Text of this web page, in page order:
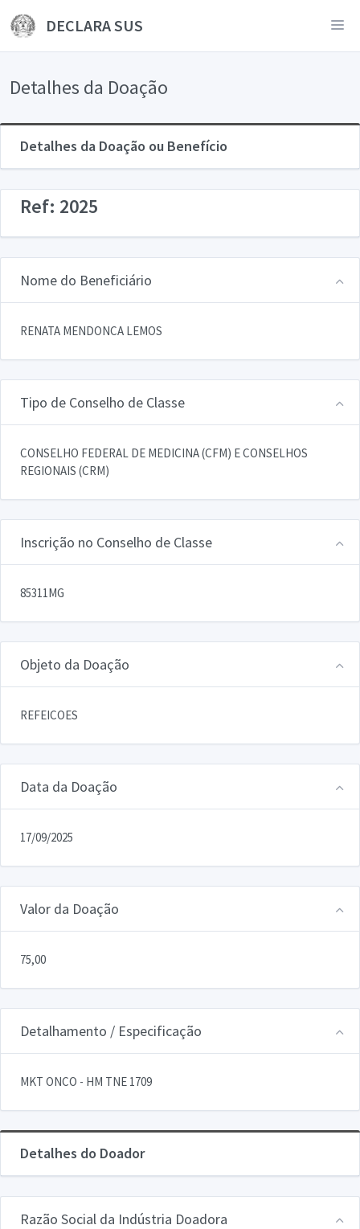
DECLARA SUS
Detalhes da Doação
Detalhes da Doação ou Benefício
Ref: 2025
Nome do Beneficiário
RENATA MENDONCA LEMOS
Tipo de Conselho de Classe
CONSELHO FEDERAL DE MEDICINA (CFM) E CONSELHOS
REGIONAIS (CRM)
Inscrição no Conselho de Classe
85311MG
Objeto da Doação
REFEICOES
Data da Doação
17/09/2025
Valor da Doação
75,00
Detalhamento / Especificação
MKT ONCO - HM TNE 1709
Detalhes do Doador
Razão Social da Indústria Doadora